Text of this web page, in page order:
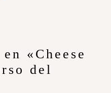
«Cheese
del